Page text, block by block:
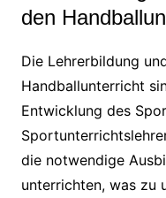
den
Die Lehrerbildung
Handballunterricht
Entwicklung des
die notwendige
unterrichten, was zu